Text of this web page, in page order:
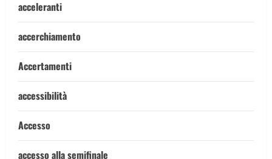
acceleranti
accerchiamento
Accertamenti
accessibilità
Accesso
accesso alla semifinale